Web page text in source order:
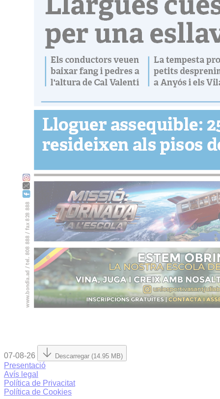
07-08-26 Descarregar (14.95 MB)
Presentació
Avís legal
Política de Privacitat
Política de Cookies